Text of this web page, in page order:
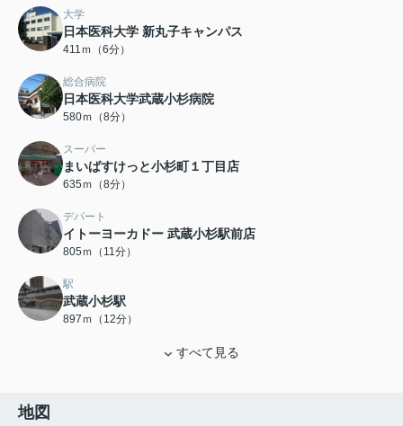
大学
日本医科大学 新丸子キャンパス
411ｍ（6分）
総合病院
日本医科大学武蔵小杉病院
580ｍ（8分）
スーパー
まいばすけっと小杉町１丁目店
635ｍ（8分）
デパート
イトーヨーカドー 武蔵小杉駅前店
805ｍ（11分）
駅
武蔵小杉駅
897ｍ（12分）
すべて見る
地図